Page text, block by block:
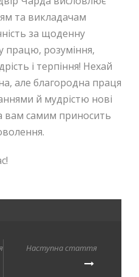
та викладачам
за щоденну
працю, розуміння,
і терпіння! Нехай
але благородна праця
й мудрістю нові
вам самим приносить
Наступна стаття